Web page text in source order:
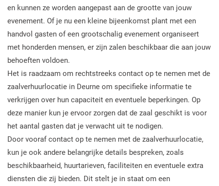
en kunnen ze worden aangepast aan de grootte van jouw
evenement. Of je nu een kleine bijeenkomst plant met een
handvol gasten of een grootschalig evenement organiseert
met honderden mensen, er zijn zalen beschikbaar die aan jouw
behoeften voldoen.
Het is raadzaam om rechtstreeks contact op te nemen met de
zaalverhuurlocatie in Deurne om specifieke informatie te
verkrijgen over hun capaciteit en eventuele beperkingen. Op
deze manier kun je ervoor zorgen dat de zaal geschikt is voor
het aantal gasten dat je verwacht uit te nodigen.
Door vooraf contact op te nemen met de zaalverhuurlocatie,
kun je ook andere belangrijke details bespreken, zoals
beschikbaarheid, huurtarieven, faciliteiten en eventuele extra
diensten die zij bieden. Dit stelt je in staat om een